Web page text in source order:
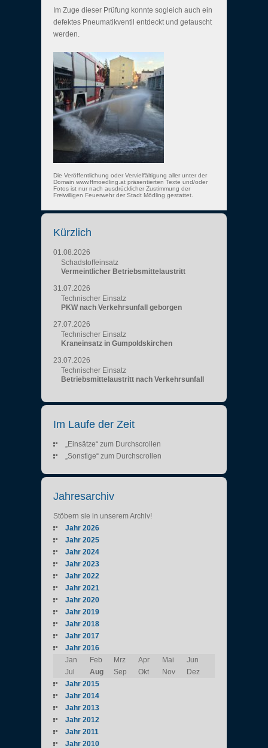
Im Zuge dieser Prüfung konnte sogleich auch ein
defektes Pneumatikventil entdeckt und getauscht
werden.
Die Veröffentlichung oder Vervielfältigung aller unter der
Domain www.ffmoedling.at präsentierten Texte und/oder
Fotos ist nur nach ausdrücklicher Zustimmung der
Freiwilligen Feuerwehr der Stadt Mödling gestattet.
Kürzlich
01.08.2026
Schadstoffeinsatz
Vermeintlicher Betriebsmittelaustritt
31.07.2026
Technischer Einsatz
PKW nach Verkehrsunfall geborgen
27.07.2026
Technischer Einsatz
Kraneinsatz in Gumpoldskirchen
23.07.2026
Technischer Einsatz
Betriebsmittelaustritt nach Verkehrsunfall
Im Laufe der Zeit
„Einsätze“ zum Durchscrollen
„Sonstige“ zum Durchscrollen
Jahresarchiv
Stöbern sie in unserem Archiv!
Jahr 2026
Jahr 2025
Jahr 2024
Jahr 2023
Jahr 2022
Jahr 2021
Jahr 2020
Jahr 2019
Jahr 2018
Jahr 2017
Jahr 2016
Jan
Feb Mrz Apr Mai
Jun
Jul
Aug Sep Okt Nov
Dez
Jahr 2015
Jahr 2014
Jahr 2013
Jahr 2012
Jahr 2011
Jahr 2010